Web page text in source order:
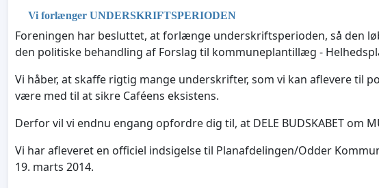
Vi forlænger UNDERSKRIFTSPERIODEN
Foreningen har besluttet, at forlænge underskriftsperioden, så den
den politiske behandling af Forslag til kommuneplantillæg -
Vi håber, at skaffe rigtig mange underskrifter, som vi kan aflevere til
være med til at sikre Caféens eksistens.
Derfor vil vi endnu engang opfordre dig til, at DELE BUDSKABET om
Vi har afleveret en officiel indsigelse til Planafdelingen/Odder
19. marts 2014.